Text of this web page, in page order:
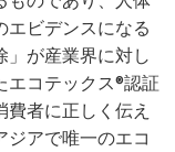
ビデンスになる
」が産業界に対し
エコテックス®認証
者に正しく伝え
アで唯一のエコ